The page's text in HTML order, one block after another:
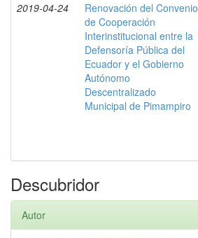
2019-04-24
Renovación del Convenio
de Cooperación
Interinstitucional entre la
Defensoría Pública del
Ecuador y el Gobierno
Autónomo
Descentralizado
Municipal de Pimampiro
Descubridor
Autor